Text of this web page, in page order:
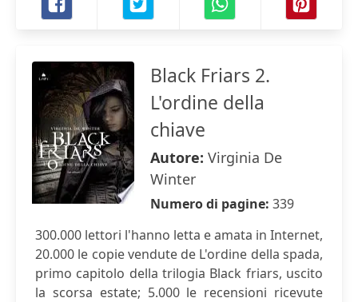
Black Friars 2.
L'ordine della
chiave
Autore: Virginia De
Winter
Numero di pagine: 339
300.000 lettori l'hanno letta e amata in Internet,
20.000 le copie vendute de L'ordine della spada,
primo capitolo della trilogia Black friars, uscito
la scorsa estate; 5.000 le recensioni ricevute